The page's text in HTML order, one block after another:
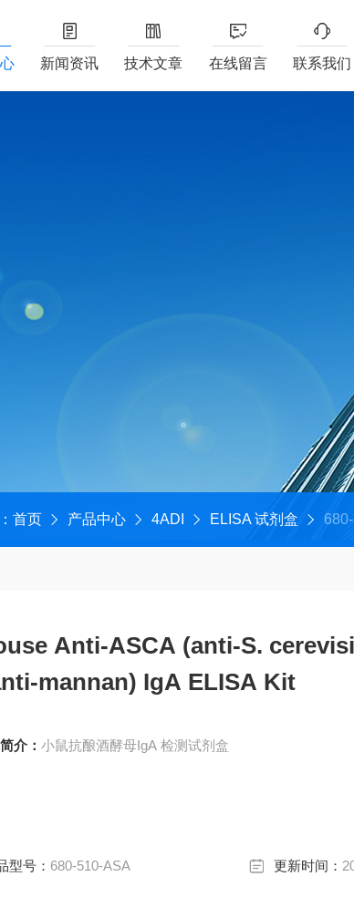
新闻资讯 技术文章 在线留言 联系我们
首页 产品中心 4ADI ELISA 试剂盒 680-510-
Anti-ASCA (anti-S.
mannan) IgA ELISA Kit
介：小鼠抗酿酒酵母IgA 检测试剂盒
型号： 680-510-ASA 更新时间：